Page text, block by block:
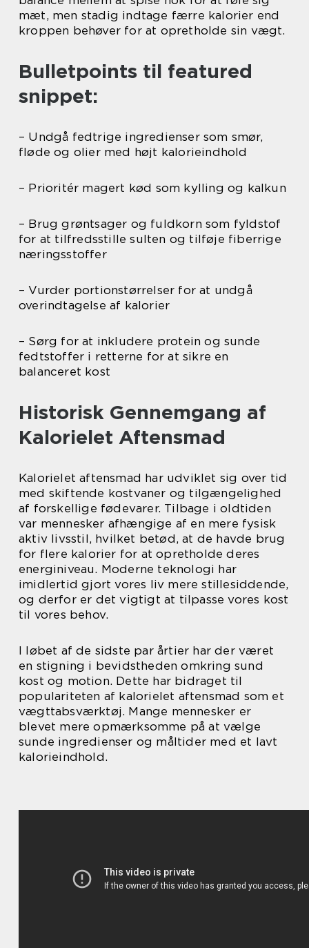
mæt, men stadig indtage færre kalorier end
kroppen behøver for at opretholde sin vægt.
Bulletpoints til featured
snippet:
– Undgå fedtrige ingredienser som smør,
fløde og olier med højt kalorieindhold
– Prioritér magert kød som kylling og kalkun
– Brug grøntsager og fuldkorn som fyldstof
for at tilfredsstille sulten og tilføje fiberrige
næringsstoffer
– Vurder portionstørrelser for at undgå
overindtagelse af kalorier
– Sørg for at inkludere protein og sunde
fedtstoffer i retterne for at sikre en
balanceret kost
Historisk Gennemgang af
Kalorielet Aftensmad
Kalorielet aftensmad har udviklet sig over tid
med skiftende kostvaner og tilgængelighed
af forskellige fødevarer. Tilbage i oldtiden
var mennesker afhængige af en mere fysisk
aktiv livsstil, hvilket betød, at de havde brug
for flere kalorier for at opretholde deres
energiniveau. Moderne teknologi har
imidlertid gjort vores liv mere stillesiddende,
og derfor er det vigtigt at tilpasse vores kost
til vores behov.
I løbet af de sidste par årtier har der været
en stigning i bevidstheden omkring sund
kost og motion. Dette har bidraget til
populariteten af kalorielet aftensmad som et
vægttabsværktøj. Mange mennesker er
blevet mere opmærksomme på at vælge
sunde ingredienser og måltider med et lavt
kalorieindhold.